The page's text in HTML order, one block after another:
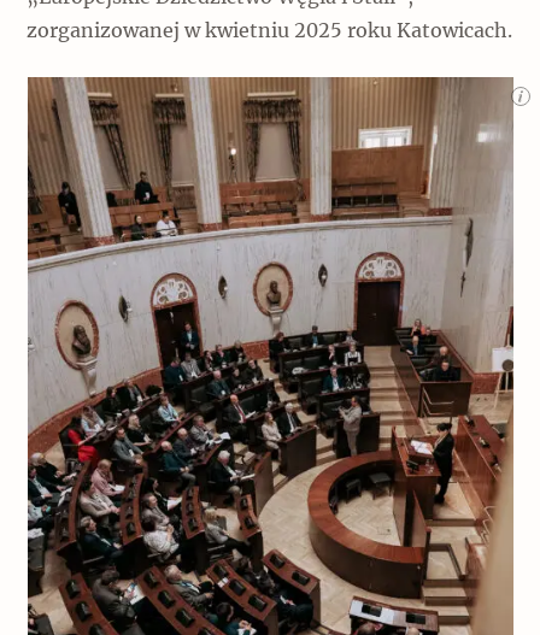
Niewykonalne? Nie dla Wawelu
Archeologia
Popularne
Szyb pierwszej windy w Warszawie
Świat
Popularne
Zabierz mapę na wakacje!
zorganizowanej w kwietniu 2025 roku Katowicach.